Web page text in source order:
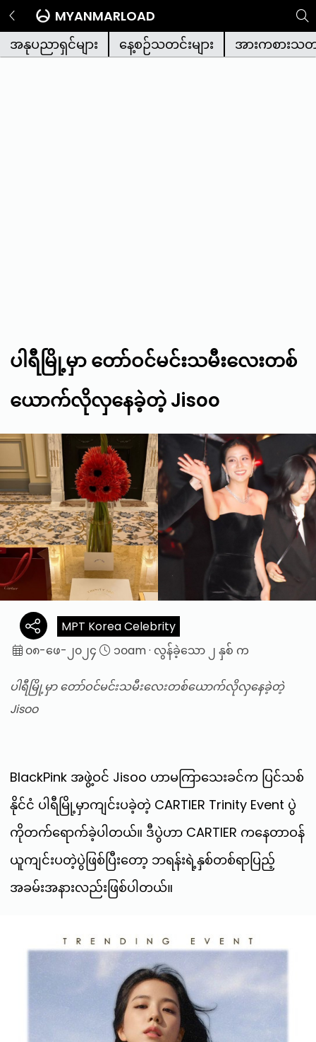
MYANMARLOAD
အနုပညာရှင်များ
နေ့စဉ်သတင်းများ အားကစားသတ
ပါရီမြို့မှာ တော်ဝင်မင်းသမီးလေးတစ်
ယောက်လိုလှနေခဲ့တဲ့ Jisoo
MPT Korea Celebrity
၀၈-ဖေ-၂၀၂၄
၁၀am· လွန်ခဲ့သော ၂ နှစ် က
ပါရီမြို့မှာ တော်ဝင်မင်းသမီးလေးတစ်ယောက်လိုလှနေခဲ့တဲ့
Jisoo
BlackPink အဖွဲ့ဝင် Jisoo ဟာမကြာသေးခင်က ပြင်သစ်
နိုင်ငံ ပါရီမြို့မှာကျင်းပခဲ့တဲ့ CARTIER Trinity Event ပွဲ
ကိုတက်ရောက်ခဲ့ပါတယ်။ ဒီပွဲဟာ CARTIER ကနေတာဝန်
ယူကျင်းပတဲ့ပွဲဖြစ်ပြီးတော့ ဘရန်းရဲ့နှစ်တစ်ရာပြည့်
အခမ်းအနားလည်းဖြစ်ပါတယ်။